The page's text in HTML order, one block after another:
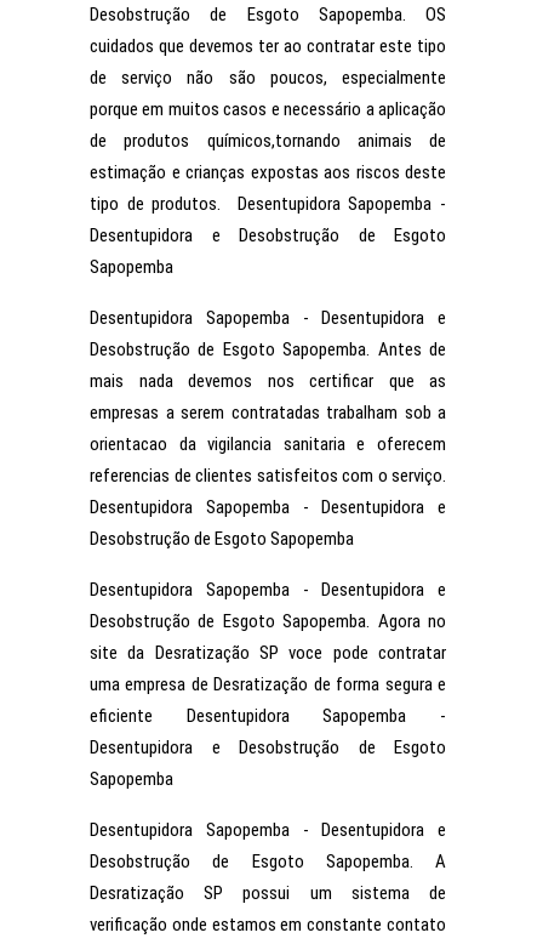
Desobstrução de Esgoto Sapopemba. OS
cuidados que devemos ter ao contratar este tipo
de serviço não são poucos, especialmente
porque em muitos casos e necessário a aplicação
de produtos químicos,tornando animais de
estimação e crianças expostas aos riscos deste
tipo de produtos. Desentupidora Sapopemba -
Desentupidora e Desobstrução de Esgoto
Sapopemba
Desentupidora Sapopemba - Desentupidora e
Desobstrução de Esgoto Sapopemba. Antes de
mais nada devemos nos certificar que as
empresas a serem contratadas trabalham sob a
orientacao da vigilancia sanitaria e oferecem
referencias de clientes satisfeitos com o serviço.
Desentupidora Sapopemba - Desentupidora e
Desobstrução de Esgoto Sapopemba
Desentupidora Sapopemba - Desentupidora e
Desobstrução de Esgoto Sapopemba. Agora no
site da Desratização SP voce pode contratar
uma empresa de Desratização de forma segura e
eficiente Desentupidora Sapopemba -
Desentupidora e Desobstrução de Esgoto
Sapopemba
Desentupidora Sapopemba - Desentupidora e
Desobstrução de Esgoto Sapopemba. A
Desratização SP possui um sistema de
verificação onde estamos em constante contato